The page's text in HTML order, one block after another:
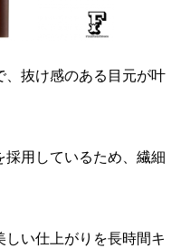
抜け感のある目元が叶
用しているため、繊細
い仕上がりを長時間キ